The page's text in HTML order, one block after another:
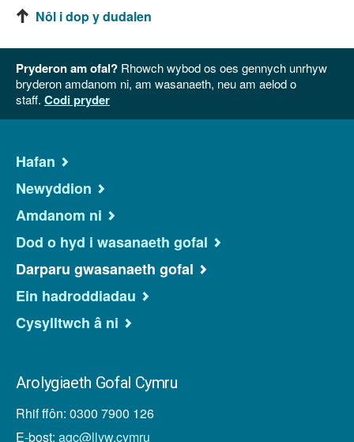
Nôl i dop y dudalen
Pryderon am ofal? Rhowch wybod os oes gennych unrhyw
bryderon amdanom ni, am wasanaeth, neu am aelod o
staff. Codi pryder
Hafan
Newyddion
Amdanom ni
Dod o hyd i wasanaeth gofal
Darparu gwasanaeth gofal
Ein hadroddiadau
Cysylltwch â ni
Arolygiaeth Gofal Cymru
Rhif ffôn: 0300 7900 126
E-bost: agc@llyw.cymru